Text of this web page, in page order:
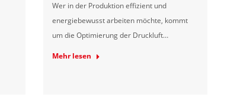
Wer in der Produktion effizient und
energiebewusst arbeiten möchte, kommt
um die Optimierung der Druckluft…
Mehr lesen